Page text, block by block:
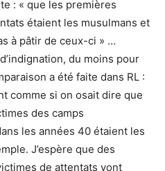
: « que les premières
étaient les musulmans et
à pâtir de ceux-ci » …
du moins pour
a été faite dans RL :
comme si on osait dire que
des camps
les années 40 étaient les
J’espère que des
de attentats vont